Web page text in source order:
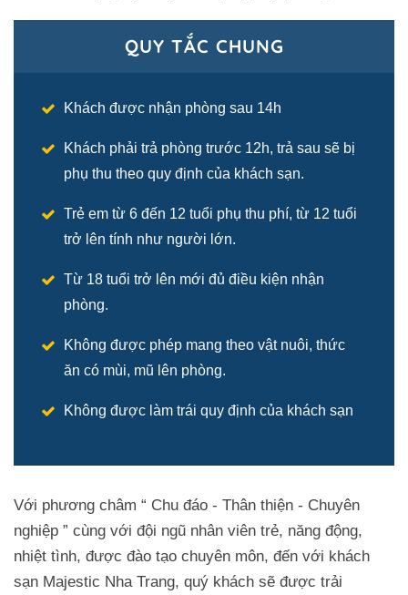
QUY TẮC CHUNG
Khách được nhận phòng sau 14h
Khách phải trả phòng trước 12h, trả sau sẽ bị
phụ thu theo quy định của khách sạn.
Trẻ em từ 6 đến 12 tuổi phụ thu phí, từ 12 tuổi
trở lên tính như người lớn.
Từ 18 tuổi trở lên mới đủ điều kiện nhận
phòng.
Không được phép mang theo vật nuôi, thức
ăn có mùi, mũ lên phòng.
Không được làm trái quy định của khách sạn
Với phương châm “ Chu đáo - Thân thiện - Chuyên
nghiệp ” cùng với đội ngũ nhân viên trẻ, năng động,
nhiệt tình, được đào tạo chuyên môn, đến với khách
sạn Majestic Nha Trang, quý khách sẽ được trải